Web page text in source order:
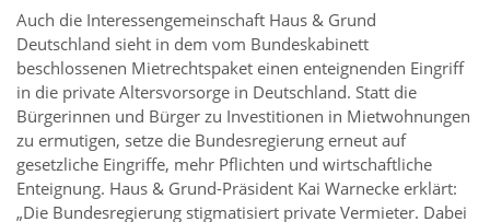
Auch die Interessengemeinschaft Haus & Grund
Deutschland sieht in dem vom Bundeskabinett
beschlossenen Mietrechtspaket einen enteignenden Eingriff
in die private Altersvorsorge in Deutschland. Statt die
Bürgerinnen und Bürger zu Investitionen in Mietwohnungen
zu ermutigen, setze die Bundesregierung erneut auf
gesetzliche Eingriffe, mehr Pflichten und wirtschaftliche
Enteignung. Haus & Grund-Präsident Kai Warnecke erklärt:
„Die Bundesregierung stigmatisiert private Vermieter. Dabei